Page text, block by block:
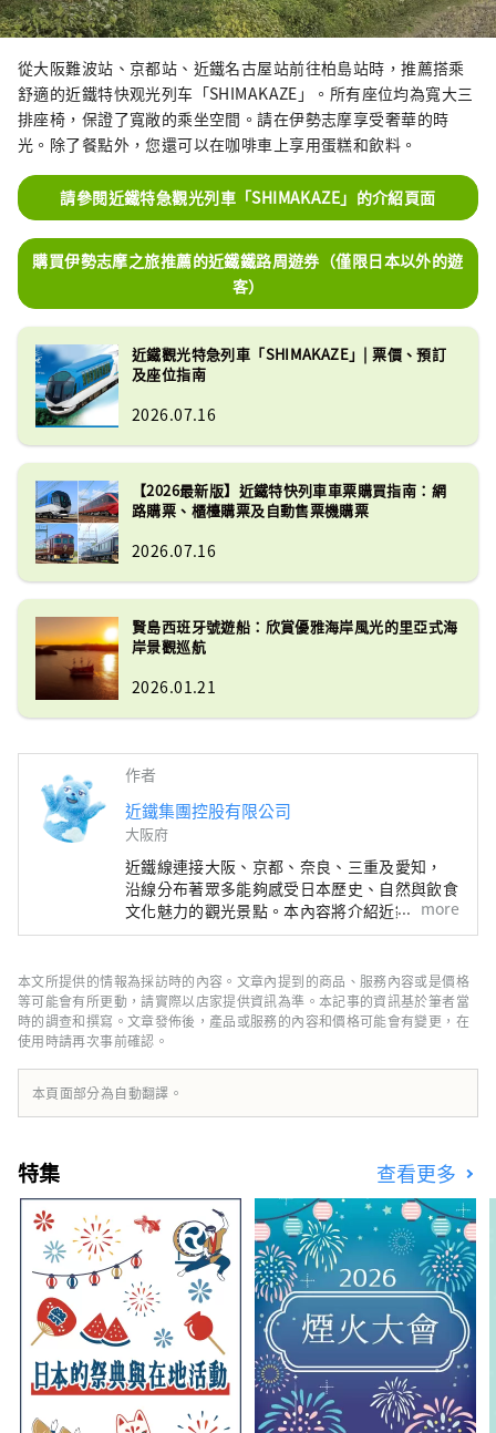
從大阪難波站、京都站、近鐵名古屋站前往柏島站時，推薦搭乘
舒適的近鐵特快观光列车「SHIMAKAZE」。所有座位均為寬大三
排座椅，保證了寬敞的乘坐空間。請在伊勢志摩享受奢華的時
光。除了餐點外，您還可以在咖啡車上享用蛋糕和飲料。
請參閱近鐵特急觀光列車「SHIMAKAZE」的介紹頁面
購買伊勢志摩之旅推薦的近鐵鐵路周遊券（僅限日本以外的遊
客）
近鐵觀光特急列車「SHIMAKAZE」| 票價、預訂
及座位指南
2026.07.16
【2026最新版】近鐵特快列車車票購買指南：網
路購票、櫃檯購票及自動售票機購票
2026.07.16
賢島西班牙號遊船：欣賞優雅海岸風光的里亞式海
岸景觀巡航
2026.01.21
作者
近鐵集團控股有限公司
大阪府
近鐵線連接大阪、京都、奈良、三重及愛知，
沿線分布著眾多能夠感受日本歷史、自然與飲食
文化魅力的觀光景點。本內容將介紹近鐵沿線的
精選觀光景點，並提供推薦餐廳與飯店資訊，
來更多便利與靈感。封面照片為三重縣的英虞
灣。 這裡被譽為珍珠的故鄉，大小島嶼交織出
的寧靜海灣景色令人心曠神怡，非常推薦搭乘遊
船，悠閒地感受這片溫柔的海上風光。
more
本文所提供的情報為採訪時的內容。文章內提到的商品、服務內容或是價格
等可能會有所更動，請實際以店家提供資訊為準。本記事的資訊基於筆者當
時的調查和撰寫。文章發佈後，產品或服務的內容和價格可能會有變更，在
使用時請再次事前確認。
本頁面部分為自動翻譯。
特集 查看更多